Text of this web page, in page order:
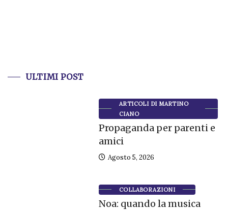
ULTIMI POST
ARTICOLI DI MARTINO
CIANO
Propaganda per parenti e
amici
Agosto 5, 2026
COLLABORAZIONI
Noa: quando la musica